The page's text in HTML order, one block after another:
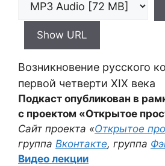
Show URL
Возникновение русского
первой четверти XIX века
Подкаст опубликован в
с проектом «Открытое
Сайт проекта «Открытое
группа Вконтакте, группа
Видео лекции